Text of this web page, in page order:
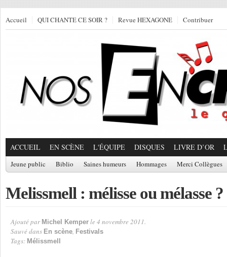
Accueil QUI CHANTE CE SOIR ? Revue HEXAGONE Contribuer
ACCUEIL EN SCÈNE L'ÉQUIPE DISQUES LIVRE D’OR
Jeune public Biblio Saines humeurs Hommages Merci Collègues
Melissmell : mélisse ou mélasse ?
Ajouté par Michel Kemper le 4 novembre 2011.
Sauvé dans En scène, Festivals
Tags: Mélissmell